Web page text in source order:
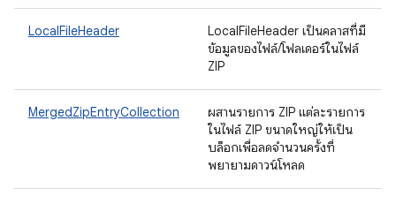
LocalFileHeader
LocalFileHeader เป็นคลาสที่มี
ข้อมูลของไฟล์/โฟลเดอร์ในไฟล์
ZIP
MergedZipEntryCollection
ผสานรายการ ZIP แต่ละรายการ
ในไฟล์ ZIP ขนาดใหญ่ให้เป็น
บล็อกเพื่อลดจำนวนครั้งที่
พยายามดาวน์โหลด